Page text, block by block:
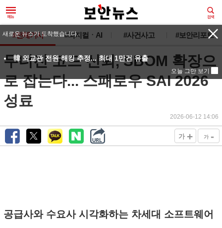
#전체기사 #피지컬ㆍAI #사건사고 #보안리포트
무너진 코드 신뢰, SBOM 확장으
로 잡는다... 스패로우 SAI 2026
성료
2026-06-12 14:06
가 + 가 -
공급사와 수요사 시각화하는 차세대 소프트웨어
새로운 뉴스가 도착했습니다.
韓 외교관 전원 해킹 추정... 최대 1만건 유출
오늘 그만 보기